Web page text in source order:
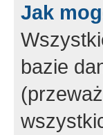
Jak
bazie